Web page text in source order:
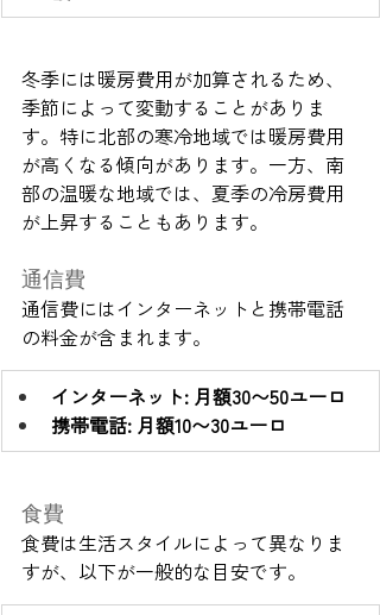
冬季には暖房費用が加算されるため、
季節によって変動することがありま
す。特に北部の寒冷地域では暖房費用
が高くなる傾向があります。一方、南
部の温暖な地域では、夏季の冷房費用
が上昇することもあります。
通信費
通信費にはインターネットと携帯電話
の料金が含まれます。
インターネット: 月額30〜50ユーロ
携帯電話: 月額10〜30ユーロ
食費
食費は生活スタイルによって異なりま
すが、以下が一般的な目安です。